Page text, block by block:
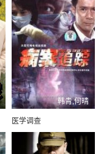
韩青,何晴
医学调查